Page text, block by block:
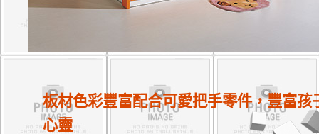
板材色彩豐富配合可愛把手零件，豐富孩
心靈